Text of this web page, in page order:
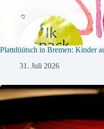
Plattdüütsch in Bremen: Kinder
31. Juli 2026